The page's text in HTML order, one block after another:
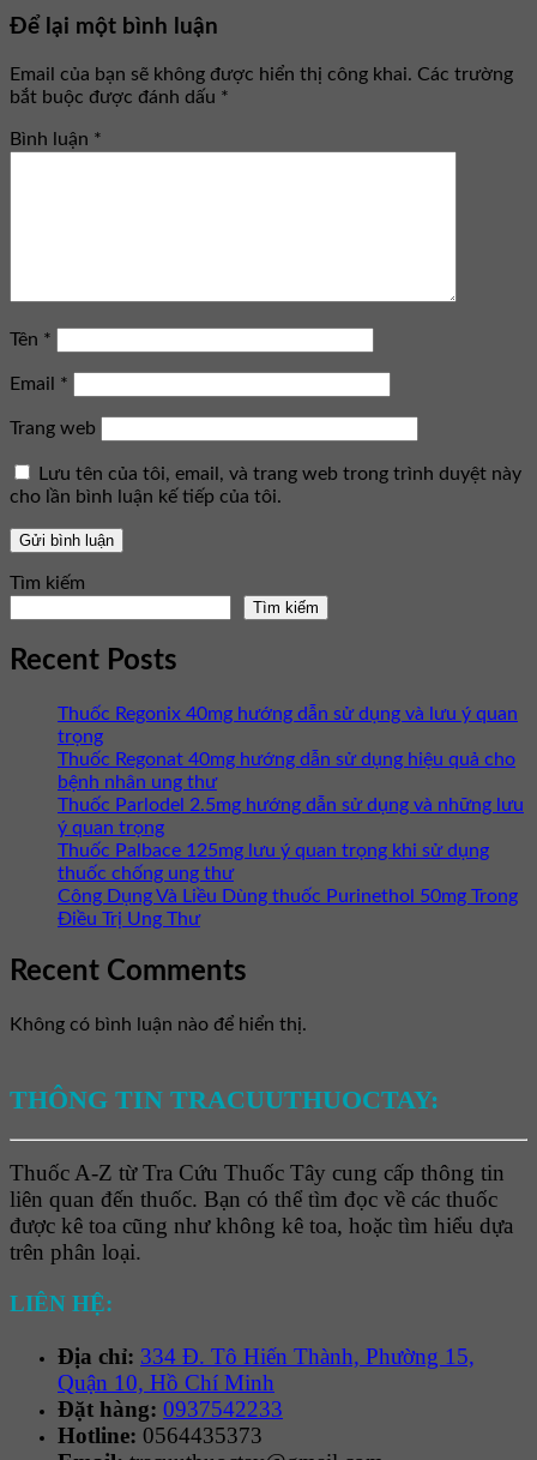
Để lại một bình luận
Email của bạn sẽ không được hiển thị công khai. Các trường
bắt buộc được đánh dấu *
Bình luận *
Tên *
Email *
Trang web
Lưu tên của tôi, email, và trang web trong trình duyệt này
cho lần bình luận kế tiếp của tôi.
Tìm kiếm
Tìm kiếm
Recent Posts
Thuốc Regonix 40mg hướng dẫn sử dụng và lưu ý quan
trọng
Thuốc Regonat 40mg hướng dẫn sử dụng hiệu quả cho
bệnh nhân ung thư
Thuốc Parlodel 2.5mg hướng dẫn sử dụng và những lưu
ý quan trọng
Thuốc Palbace 125mg lưu ý quan trọng khi sử dụng
thuốc chống ung thư
Công Dụng Và Liều Dùng thuốc Purinethol 50mg Trong
Điều Trị Ung Thư
Recent Comments
Không có bình luận nào để hiển thị.
THÔNG TIN TRACUUTHUOCTAY:
Thuốc A-Z từ Tra Cứu Thuốc Tây cung cấp thông tin
liên quan đến thuốc. Bạn có thể tìm đọc về các thuốc
được kê toa cũng như không kê toa, hoặc tìm hiểu dựa
trên phân loại.
LIÊN HỆ:
Địa chỉ: 334 Đ. Tô Hiến Thành, Phường 15,
Quận 10, Hồ Chí Minh
Đặt hàng: 0937542233
Hotline: 0564435373